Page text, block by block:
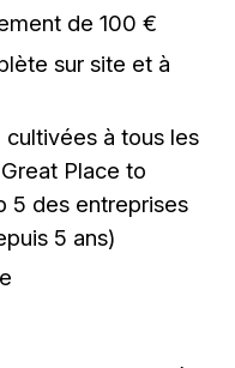
de 100 €
sur site et à
à tous les
Place to
5 des entreprises
5 ans)